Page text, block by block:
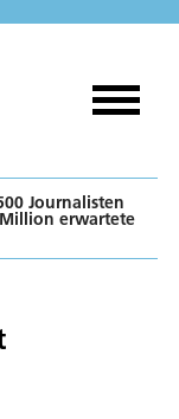
Journalisten
erwartete